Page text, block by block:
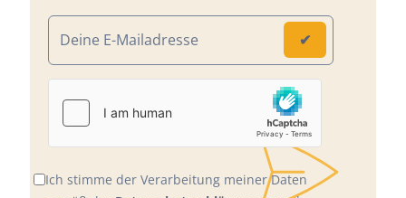
Ich stimme der Verarbeitung meiner Daten